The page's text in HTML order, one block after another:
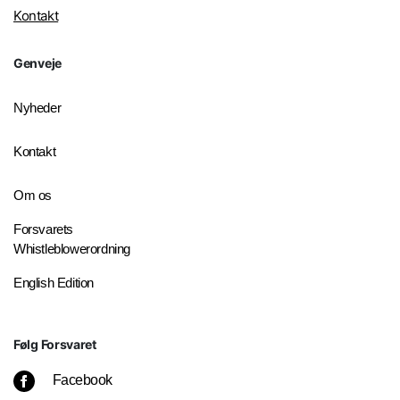
Kontakt
Genveje
Nyheder
Kontakt
Om os
Forsvarets
Whistleblowerordning
English Edition
Følg Forsvaret
Facebook